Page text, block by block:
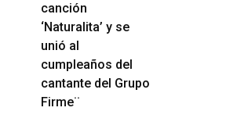
canción
‘Naturalita’ y se
unió al
cumpleaños del
cantante del Grupo
Firme¨